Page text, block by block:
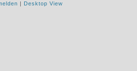
| Desktop View